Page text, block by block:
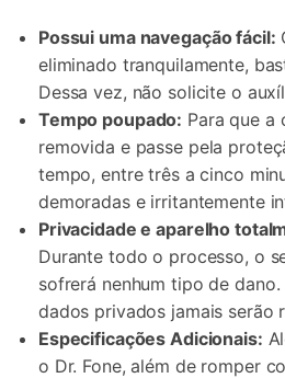
Possui uma navegação fácil:
eliminado tranquilamente,
Dessa vez, não solicite o
Tempo poupado: Para que a
removida e passe pela
tempo, entre três a cinco
demoradas e irritantemente
Privacidade e aparelho
Durante todo o processo, o
sofrerá nenhum tipo de
dados privados jamais serão
Especificações Adicionais:
o Dr. Fone, além de romper